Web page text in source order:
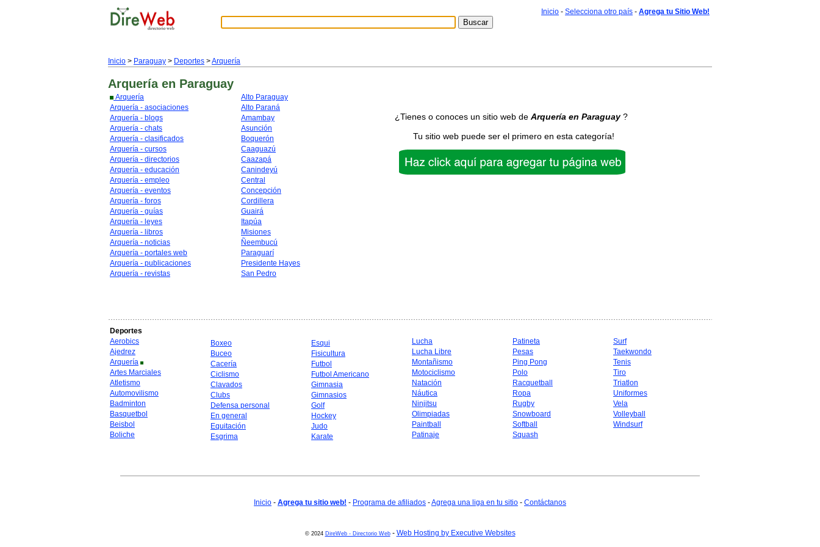
Inicio - Selecciona otro país - Agrega tu Sitio Web!
Inicio > Paraguay > Deportes >Arquería
Arquería en Paraguay
Arquería
Arquería - asociaciones
Arquería - blogs
Arquería - chats
Arquería - clasificados
Arquería - cursos
Arquería - directorios
Arquería - educación
Arquería - empleo
Arquería - eventos
Arquería - foros
Arquería - guías
Arquería - leyes
Arquería - libros
Arquería - noticias
Arquería - portales web
Arquería - publicaciones
Arquería - revistas
Alto Paraguay
Alto Paraná
Amambay
Asunción
Boquerón
Caaguazú
Caazapá
Canindeyú
Central
Concepción
Cordillera
Guairá
Itapúa
Misiones
Ñeembucú
Paraguarí
Presidente Hayes
San Pedro
¿Tienes o conoces un sitio web de Arquería en Paraguay?
Tu sitio web puede ser el primero en esta categoría!
Deportes
Aerobics
Ajedrez
Arquería
Artes Marciales
Atletismo
Automovilismo
Badminton
Basquetbol
Beisbol
Boliche
Boxeo
Buceo
Cacería
Ciclismo
Clavados
Clubs
Defensa personal
En general
Equitación
Esgrima
Esqui
Fisicultura
Futbol
Futbol Americano
Gimnasia
Gimnasios
Golf
Hockey
Judo
Karate
Lucha
Lucha Libre
Montañismo
Motociclismo
Natación
Náutica
Ninjitsu
Olimpiadas
Paintball
Patinaje
Patineta
Pesas
Ping Pong
Polo
Racquetball
Ropa
Rugby
Snowboard
Softball
Squash
Surf
Taekwondo
Tenis
Tiro
Triatlon
Uniformes
Vela
Volleyball
Windsurf
Inicio - Agrega tu sitio web! - Programa de afiliados -Agrega una liga en tu sitio - Contáctanos
© 2024 DireWeb - Directorio Web- Web Hosting by Executive Websites